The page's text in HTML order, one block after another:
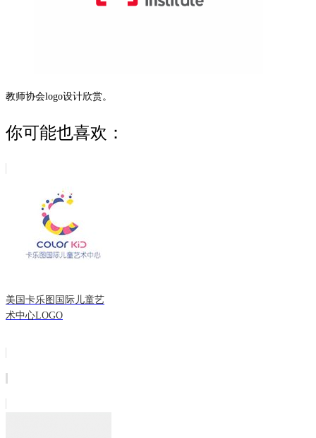
教师协会logo设计欣赏。
你可能也喜欢：
美国卡乐图国际儿童艺
术中心LOGO